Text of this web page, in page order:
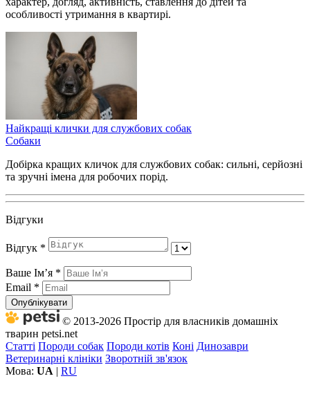
особливості утримання в квартирі.
Найкращі клички для службових собак
Собаки
Добірка кращих кличок для службових собак: сильні, серйозні
та зручні імена для робочих порід.
Відгуки
Відгук *
Ваше Імʼя *
Email *
Опублікувати
© 2013-2026 Простір для власників домашніх
тварин petsi.net
Статті Породи собак Породи котів Коні Динозаври
Ветеринарні клініки Зворотній зв'язок
Мова: UA | RU